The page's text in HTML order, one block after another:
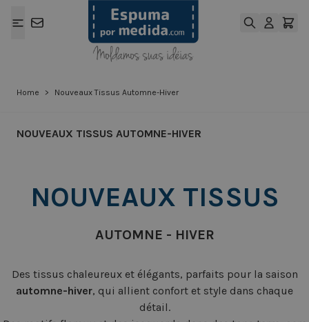
Home > Nouveaux Tissus Automne-Hiver
NOUVEAUX TISSUS AUTOMNE-HIVER
NOUVEAUX TISSUS
AUTOMNE - HIVER
Des tissus chaleureux et élégants, parfaits pour la saison
automne-hiver, qui allient confort et style dans chaque
détail.